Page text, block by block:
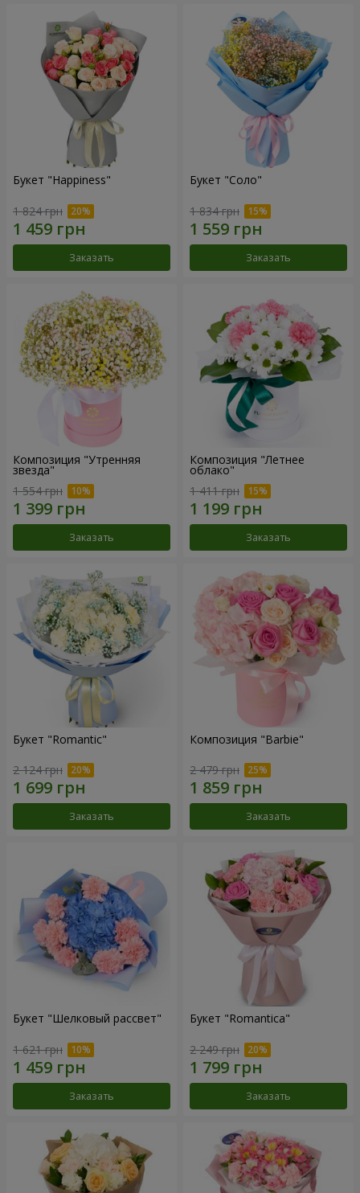
Букет "Happiness"
1 824 грн
Заказать
Букет "Соло"
1 834 грн
Заказать
Композиция "Утренняя
звезда"
1 554 грн
Заказать
Композиция "Летнее
облако"
1 411 грн
Заказать
Букет "Romantic"
2 124 грн
Заказать
Композиция "Barbie"
2 479 грн
Заказать
Букет "Шелковый рассвет"
1 621 грн
Заказать
Букет "Romantica"
2 249 грн
Заказать